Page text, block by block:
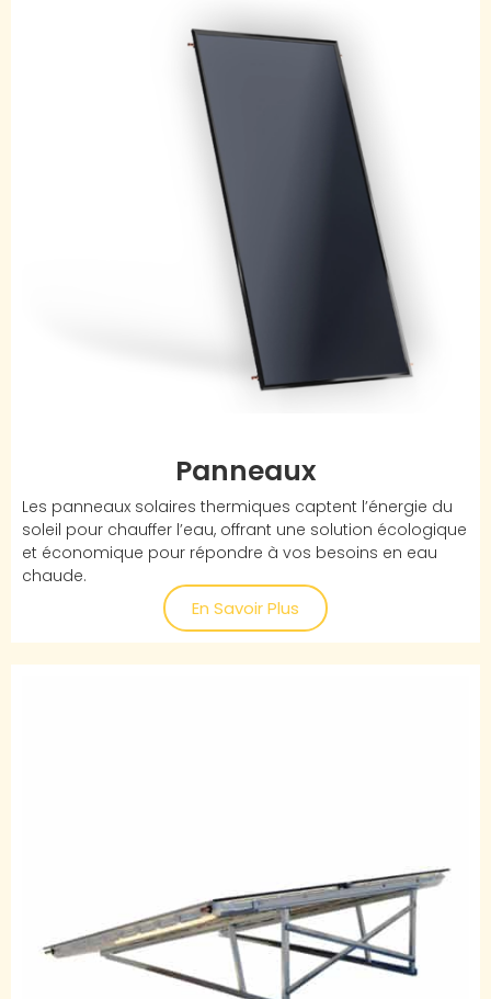
Panneaux
Les panneaux solaires thermiques captent l’énergie du
soleil pour chauffer l’eau, offrant une solution écologique
et économique pour répondre à vos besoins en eau
chaude.
En Savoir Plus